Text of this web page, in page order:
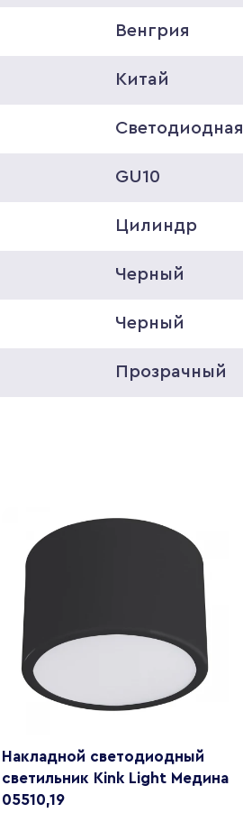
Венгрия
Китай
Светодиодная
GU10
Цилиндр
Черный
Черный
Прозрачный
Накладной светодиодный
светильник Kink Light Медина
05510,19